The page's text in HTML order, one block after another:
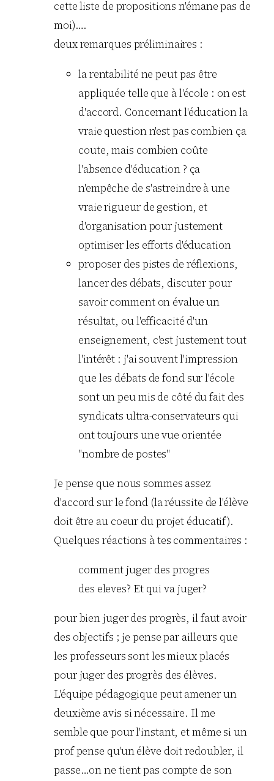
cette liste de propositions n'émane pas de
moi)….
deux remarques préliminaires :
la rentabilité ne peut pas être
appliquée telle que à l'école : on est
d'accord. Concernant l'éducation la
vraie question n'est pas combien ça
coute, mais combien coûte
l'absence d'éducation ? ça
n'empêche de s'astreindre à une
vraie rigueur de gestion, et
d'organisation pour justement
optimiser les efforts d'éducation
proposer des pistes de réflexions,
lancer des débats, discuter pour
savoir comment on évalue un
résultat, ou l'efficacité d'un
enseignement, c'est justement tout
l'intérêt : j'ai souvent l'impression
que les débats de fond sur l'école
sont un peu mis de côté du fait des
syndicats ultra-conservateurs qui
ont toujours une vue orientée
"nombre de postes"
Je pense que nous sommes assez
d'accord sur le fond (la réussite de l'élève
doit être au coeur du projet éducatif).
Quelques réactions à tes commentaires :
comment juger des progres
des eleves? Et qui va juger?
pour bien juger des progrès, il faut avoir
des objectifs ; je pense par ailleurs que
les professeurs sont les mieux placés
pour juger des progrès des élèves.
L'équipe pédagogique peut amener un
deuxième avis si nécessaire. Il me
semble que pour l'instant, et même si un
prof pense qu'un élève doit redoubler, il
passe…on ne tient pas compte de son